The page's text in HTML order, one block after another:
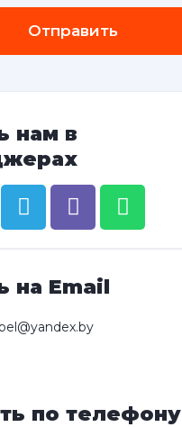
Отправить
нам в
на Email
по телефону